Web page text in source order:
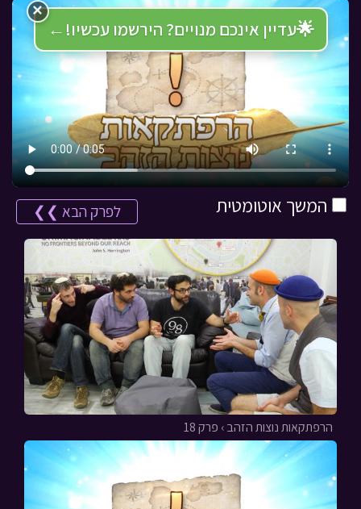
🌟עדיין אינכם מנויים? הירשמו עכשיו! ←
×
המשך אוטומטית לפרק הבא ❯❯
הרפתקאות נוצות הזהב › פרק 18